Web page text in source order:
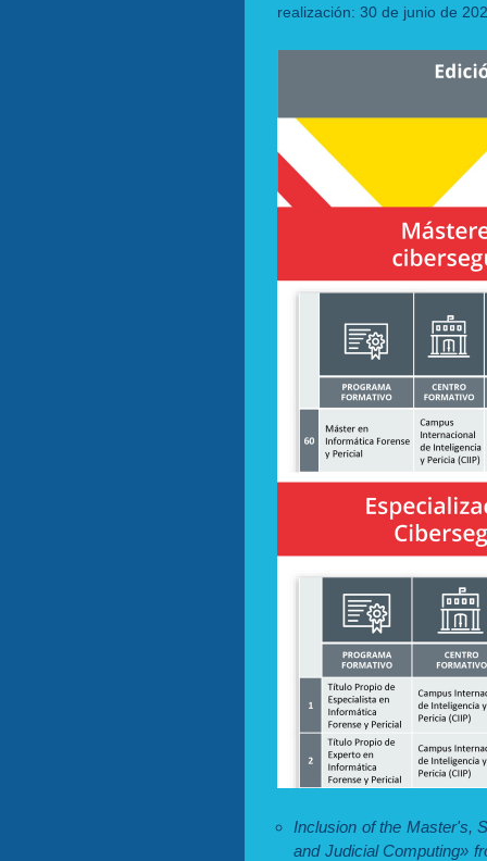
realización: 30 de junio de
Inclusion of the Master's,
and Judicial Computing»